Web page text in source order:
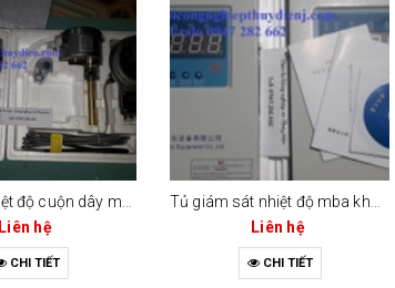
Đồng hồ nhiệt độ cuộn dây mba: bwr-4l5
Liên hệ
CHI TIẾT
Tủ giám sát nhiệt độ mba khô ld-bk10-220fa
Liên hệ
CHI TIẾT